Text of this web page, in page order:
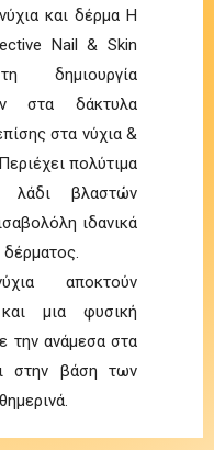
και δέρμα Η
Nail & Skin
δημιουργία
στα δάκτυλα
στα νύχια &
πολύτιμα
λάδι βλαστών
ιδανικά
δέρματος.
αποκτούν
μια φυσική
την ανάμεσα στα
στην βάση των